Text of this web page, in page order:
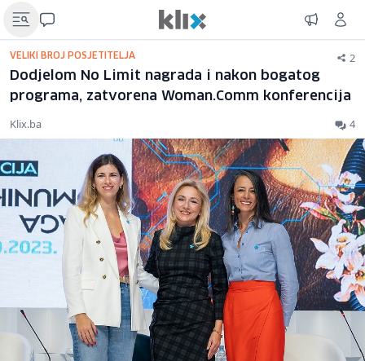
VELIKI BROJ POSJETITELJA 2
Dodjelom No Limit nagrada i nakon bogatog
programa, zatvorena Woman.Comm konferencija
Klix.ba 4